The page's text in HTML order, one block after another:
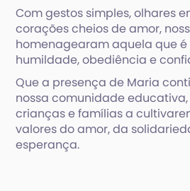
Com gestos simples, olhares
corações cheios de amor,
homenagearam aquela que
humildade, obediência e
Que a presença de Maria
nossa comunidade
crianças e famílias a
valores do amor, da
esperança.